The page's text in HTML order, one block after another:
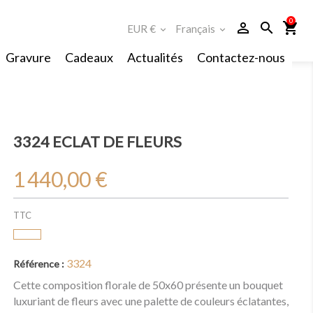
shopping_cart
0
search
person_outline
Français expand_more
EUR € expand_more
Gravure Cadeaux Actualités Contactez-nous
3324 ECLAT DE FLEURS
1 440,00 €
TTC
Référence : 3324
Cette composition florale de 50x60 présente un bouquet
luxuriant de fleurs avec une palette de couleurs éclatantes,